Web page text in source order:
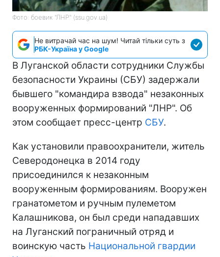
Фото: боевик "ЛНР" (ssu.gov.ua)
Не витрачай час на шум! Читай тільки суть з
РБК-Україна у Google
В Луганской области сотрудники Службы
безопасности Украины (СБУ) задержали
бывшего "командира взвода" незаконных
вооруженных формирований "ЛНР". Об
этом сообщает пресс-центр СБУ.
Как установили правоохранители, житель
Северодонецка в 2014 году
присоединился к незаконным
вооруженным формированиям. Вооружен
гранатометом и ручным пулеметом
Калашникова, он был среди нападавших
на Луганский пограничный отряд и
воинскую часть Национальной гвардии